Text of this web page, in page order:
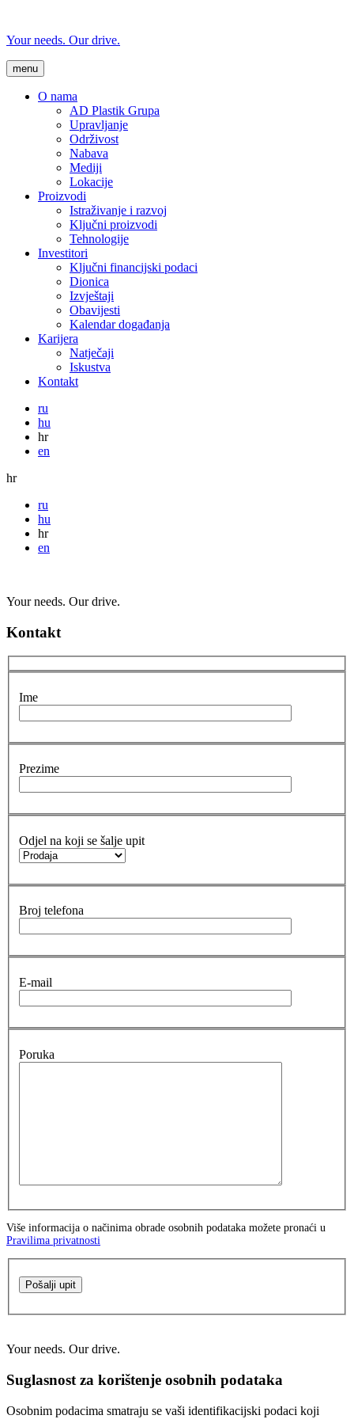
Your needs. Our drive.
menu
O nama
AD Plastik Grupa
Upravljanje
Održivost
Nabava
Mediji
Lokacije
Proizvodi
Istraživanje i razvoj
Ključni proizvodi
Tehnologije
Investitori
Ključni financijski podaci
Dionica
Izvještaji
Obavijesti
Kalendar događanja
Karijera
Natječaji
Iskustva
Kontakt
ru
hu
hr
en
hr
ru
hu
hr
en
Your needs. Our drive.
Kontakt
Ime
Prezime
Odjel na koji se šalje upit
Broj telefona
E-mail
Poruka
Više informacija o načinima obrade osobnih podataka možete pronaći u
Pravilima privatnosti
Pošalji upit
Your needs. Our drive.
Suglasnost za korištenje osobnih podataka
Osobnim podacima smatraju se vaši identifikacijski podaci koji